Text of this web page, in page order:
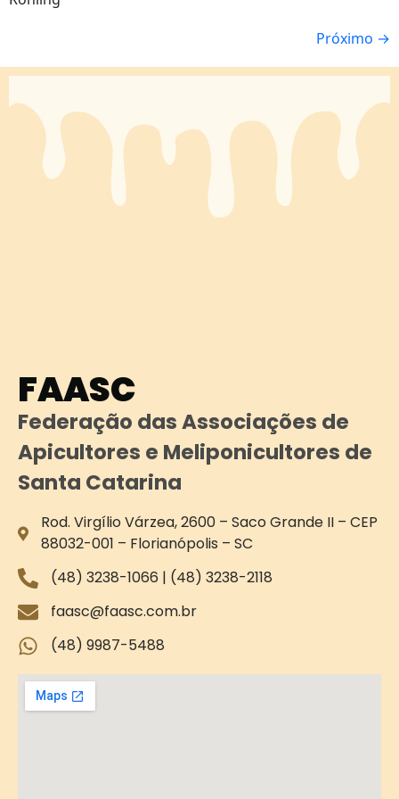
Próximo →
FAASC
Federação das Associações de
Apicultores e Meliponicultores de
Santa Catarina
Rod. Virgílio Várzea, 2600 – Saco Grande II – CEP
88032-001 – Florianópolis – SC
(48) 3238-1066 | (48) 3238-2118
faasc@faasc.com.br
(48) 9987-5488